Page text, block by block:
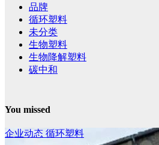
品牌
循环塑料
未分类
生物塑料
生物降解塑料
碳中和
You missed
企业动态 循环塑料